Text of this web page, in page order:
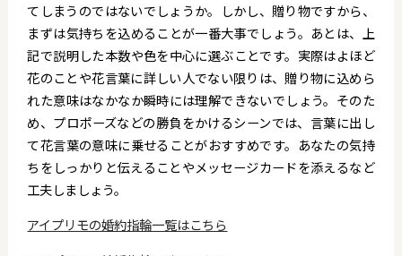
てしまうのではないでしょうか。しかし、贈り物ですから、
まずは気持ちを込めることが一番大事でしょう。あとは、上
記で説明した本数や色を中心に選ぶことです。実際はよほど
花のことや花言葉に詳しい人でない限りは、贈り物に込めら
れた意味はなかなか瞬時には理解できないでしょう。そのた
め、プロポーズなどの勝負をかけるシーンでは、言葉に出し
て花言葉の意味に乗せることがおすすめです。あなたの気持
ちをしっかりと伝えることやメッセージカードを添えるなど
工夫しましょう。
アイプリモの婚約指輪一覧はこちら